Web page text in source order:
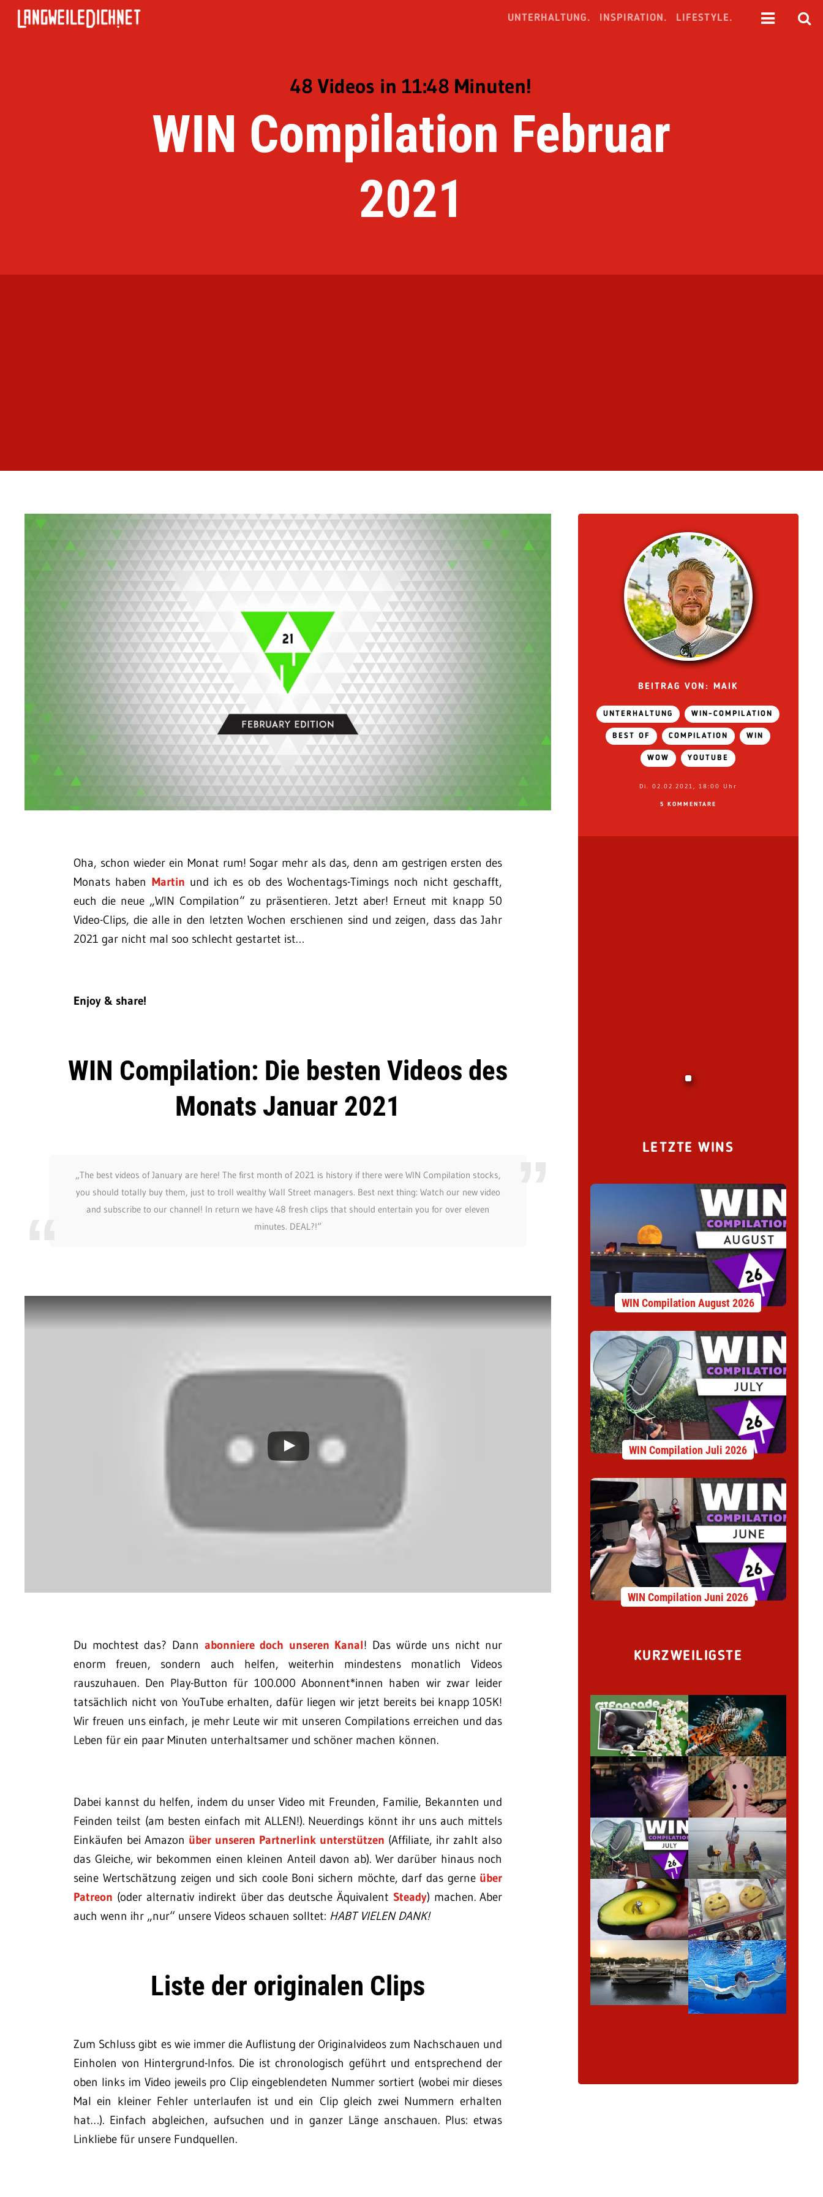
UNTERHALTUNG. INSPIRATION. LIFESTYLE.
48 Videos in 11:48 Minuten!
WIN Compilation Februar
2021
Oha, schon wieder ein Monat rum! Sogar mehr als das, denn am gestrigen ersten des
Monats haben Martin und ich es ob des Wochentags-Timings noch nicht geschafft,
euch die neue „WIN Compilation“ zu präsentieren. Jetzt aber! Erneut mit knapp 50
Video-Clips, die alle in den letzten Wochen erschienen sind und zeigen, dass das Jahr
2021 gar nicht mal soo schlecht gestartet ist…
Enjoy & share!
WIN Compilation: Die besten Videos des
Monats Januar 2021
„The best videos of January are here! The first month of 2021 is history if there were WIN Compilation stocks,
you should totally buy them, just to troll wealthy Wall Street managers. Best next thing: Watch our new video
and subscribe to our channel! In return we have 48 fresh clips that should entertain you for over eleven
minutes. DEAL?!“
Du mochtest das? Dann abonniere doch unseren Kanal! Das würde uns nicht nur
enorm freuen, sondern auch helfen, weiterhin mindestens monatlich Videos
rauszuhauen. Den Play-Button für 100.000 Abonnent*innen haben wir zwar leider
tatsächlich nicht von YouTube erhalten, dafür liegen wir jetzt bereits bei knapp 105K!
Wir freuen uns einfach, je mehr Leute wir mit unseren Compilations erreichen und das
Leben für ein paar Minuten unterhaltsamer und schöner machen können.
Dabei kannst du helfen, indem du unser Video mit Freunden, Familie, Bekannten und
Feinden teilst (am besten einfach mit ALLEN!). Neuerdings könnt ihr uns auch mittels
Einkäufen bei Amazon über unseren Partnerlink unterstützen (Affiliate, ihr zahlt also
das Gleiche, wir bekommen einen kleinen Anteil davon ab). Wer darüber hinaus noch
seine Wertschätzung zeigen und sich coole Boni sichern möchte, darf das gerne über
Patreon (oder alternativ indirekt über das deutsche Äquivalent Steady) machen. Aber
auch wenn ihr „nur“ unsere Videos schauen solltet: HABT VIELEN DANK!
Liste der originalen Clips
Zum Schluss gibt es wie immer die Auflistung der Originalvideos zum Nachschauen und
Einholen von Hintergrund-Infos. Die ist chronologisch geführt und entsprechend der
oben links im Video jeweils pro Clip eingeblendeten Nummer sortiert (wobei mir dieses
Mal ein kleiner Fehler unterlaufen ist und ein Clip gleich zwei Nummern erhalten
hat…). Einfach abgleichen, aufsuchen und in ganzer Länge anschauen. Plus: etwas
Linkliebe für unsere Fundquellen.
BEITRAG VON: MAIK
UNTERHALTUNG WIN-COMPILATION
BEST OF COMPILATION WIN
WOW YOUTUBE
Di. 02.02.2021, 18:00 Uhr
5 KOMMENTARE
LETZTE WINS
WIN Compilation August 2026
WIN Compilation Juli 2026
WIN Compilation Juni 2026
KURZWEILIGSTE